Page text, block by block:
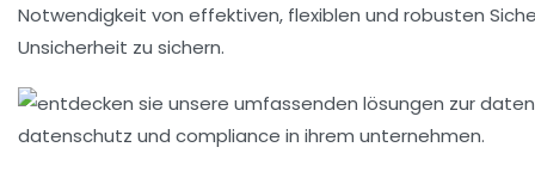
Notwendigkeit von effektiven, flexiblen und robusten
Unsicherheit zu sichern.